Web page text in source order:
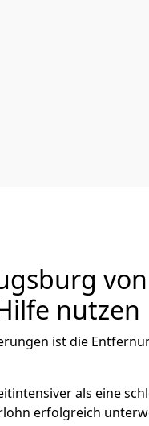
nutzen
ist die
als eine
erfolgreich